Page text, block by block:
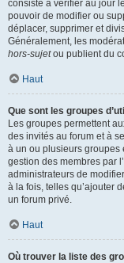
consiste à vérifier au jour
pouvoir de modifier ou
déplacer, supprimer et
Généralement, les
hors-sujetou publient du
Haut
Que sont les groupes
Les groupes permettent
des invités au forum et à
à un ou plusieurs groupes
gestion des membres par
administrateurs de
à la fois, telles qu’ajouter
un forum privé.
Haut
Où trouver la liste des